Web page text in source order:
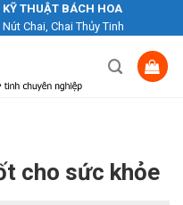
THUẬT BÁCH HOA
Chai, Chai Thủy Tinh
cho sức khỏe